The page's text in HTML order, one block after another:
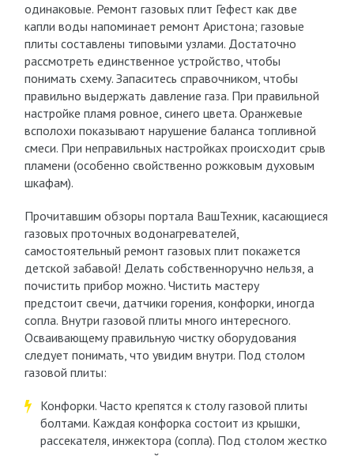
одинаковые. Ремонт газовых плит Гефест как две
капли воды напоминает ремонт Аристона; газовые
плиты составлены типовыми узлами. Достаточно
рассмотреть единственное устройство, чтобы
понимать схему. Запаситесь справочником, чтобы
правильно выдержать давление газа. При правильной
настройке пламя ровное, синего цвета. Оранжевые
всполохи показывают нарушение баланса топливной
смеси. При неправильных настройках происходит срыв
пламени (особенно свойственно рожковым духовым
шкафам).
Прочитавшим обзоры портала ВашТехник, касающиеся
газовых проточных водонагревателей,
самостоятельный ремонт газовых плит покажется
детской забавой! Делать собственноручно нельзя, а
почистить прибор можно. Чистить мастеру
предстоит свечи, датчики горения, конфорки, иногда
сопла. Внутри газовой плиты много интересного.
Осваивающему правильную чистку оборудования
следует понимать, что увидим внутри. Под столом
газовой плиты:
Конфорки. Часто крепятся к столу газовой плиты
болтами. Каждая конфорка состоит из крышки,
рассекателя, инжектора (сопла). Под столом жестко